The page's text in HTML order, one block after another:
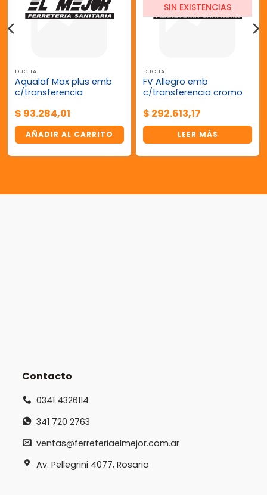
DUCHA
Aqualaf Max plus emb
c/transferencia
$ 93.284,01
AÑADIR AL CARRITO
SIN EXISTENCIAS
DUCHA
FV Allegro emb
c/transferencia cromo
$ 292.613,17
LEER MÁS
Contacto
0341 4326114
341 720 2763
ventas@ferreteriaelmejor.com.ar
Av. Pellegrini 4077, Rosario